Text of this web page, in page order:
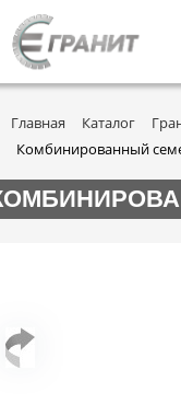
Главная Каталог
Комбинированный